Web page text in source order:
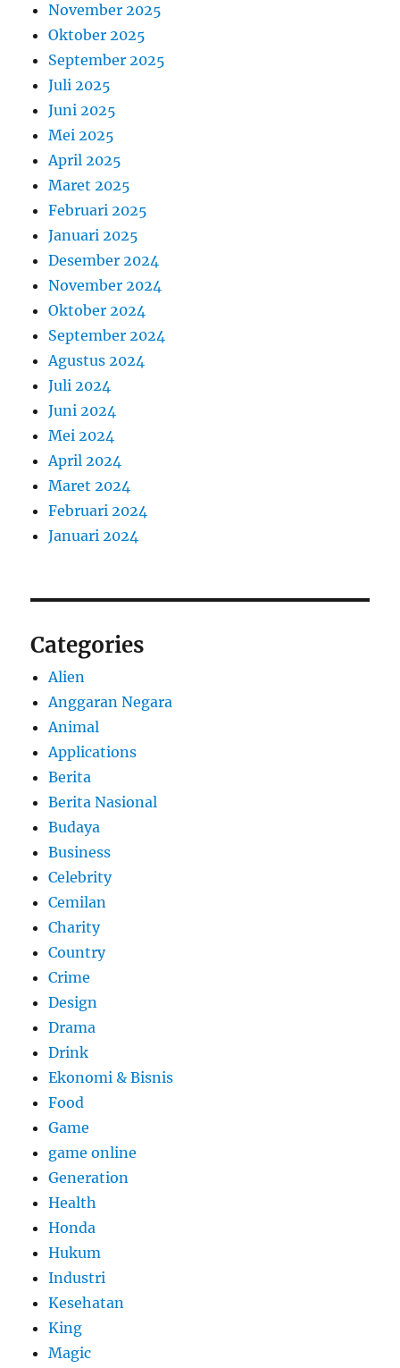
November 2025
Oktober 2025
September 2025
Juli 2025
Juni 2025
Mei 2025
April 2025
Maret 2025
Februari 2025
Januari 2025
Desember 2024
November 2024
Oktober 2024
September 2024
Agustus 2024
Juli 2024
Juni 2024
Mei 2024
April 2024
Maret 2024
Februari 2024
Januari 2024
Categories
Alien
Anggaran Negara
Animal
Applications
Berita
Berita Nasional
Budaya
Business
Celebrity
Cemilan
Charity
Country
Crime
Design
Drama
Drink
Ekonomi & Bisnis
Food
Game
game online
Generation
Health
Honda
Hukum
Industri
Kesehatan
King
Magic